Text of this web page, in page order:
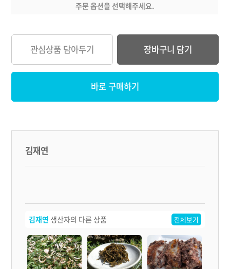
주문 옵션을 선택해주세요.
관심상품 담아두기 장바구니 담기
바로 구매하기
김재연
김재연 생산자의 다른 상품 전체보기